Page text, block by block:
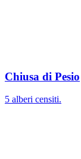
Chiusa di Pesio
5 alberi censiti.